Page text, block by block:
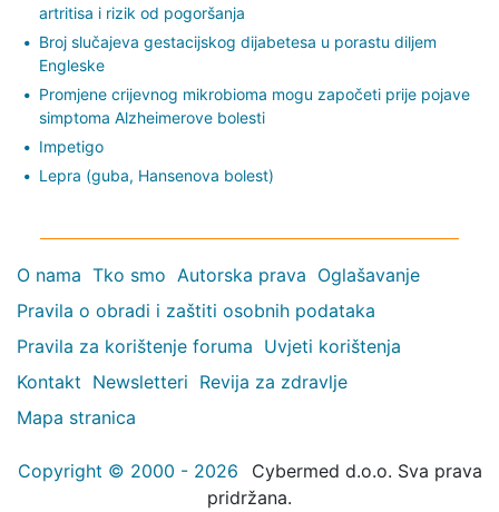
artritisa i rizik od pogoršanja
Broj slučajeva gestacijskog dijabetesa u porastu diljem
Engleske
Promjene crijevnog mikrobioma mogu započeti prije pojave
simptoma Alzheimerove bolesti
Impetigo
Lepra (guba, Hansenova bolest)
O nama Tko smo Autorska prava Oglašavanje
Pravila o obradi i zaštiti osobnih podataka
Pravila za korištenje foruma Uvjeti korištenja
Kontakt Newsletteri Revija za zdravlje
Mapa stranica
Copyright © 2000 - 2026
Cybermed d.o.o. Sva prava
pridržana.